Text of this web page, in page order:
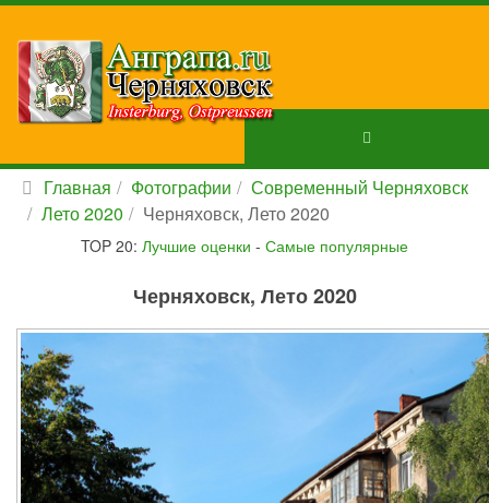
Главная Фотографии
Современный Черняховск
Лето 2020
Черняховск, Лето 2020
TOP 20: Лучшие оценки - Самые популярные
Черняховск, Лето 2020